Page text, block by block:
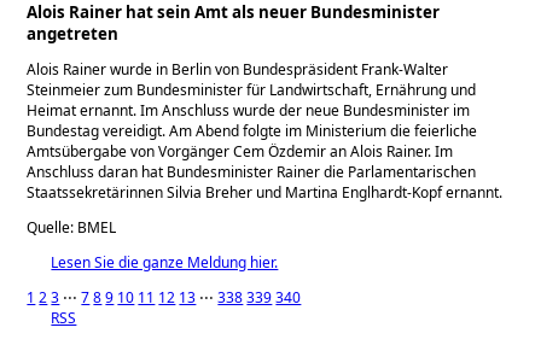
Alois Rainer hat sein Amt als neuer Bundesminister
angetreten
Alois Rainer wurde in Berlin von Bundespräsident Frank-Walter
Steinmeier zum Bundesminister für Landwirtschaft, Ernährung und
Heimat ernannt. Im Anschluss wurde der neue Bundesminister im
Bundestag vereidigt. Am Abend folgte im Ministerium die feierliche
Amtsübergabe von Vorgänger Cem Özdemir an Alois Rainer. Im
Anschluss daran hat Bundesminister Rainer die Parlamentarischen
Staatssekretärinnen Silvia Breher und Martina Englhardt-Kopf ernannt.
Quelle: BMEL
Lesen Sie die ganze Meldung hier.
1 23 ⋅⋅⋅789 10 11 12 13 ⋅⋅⋅338339340
RSS